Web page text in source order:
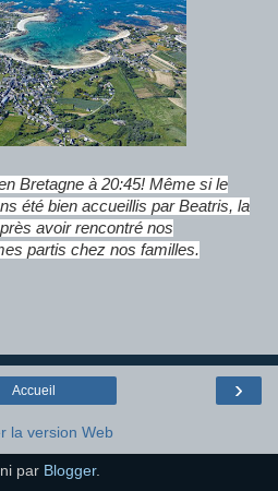
Bretagne à 20:45! Même si le
été bien accueillis par Beatris, la
avoir rencontré nos
partis chez nos familles.
›
Accueil
la version Web
par Blogger.